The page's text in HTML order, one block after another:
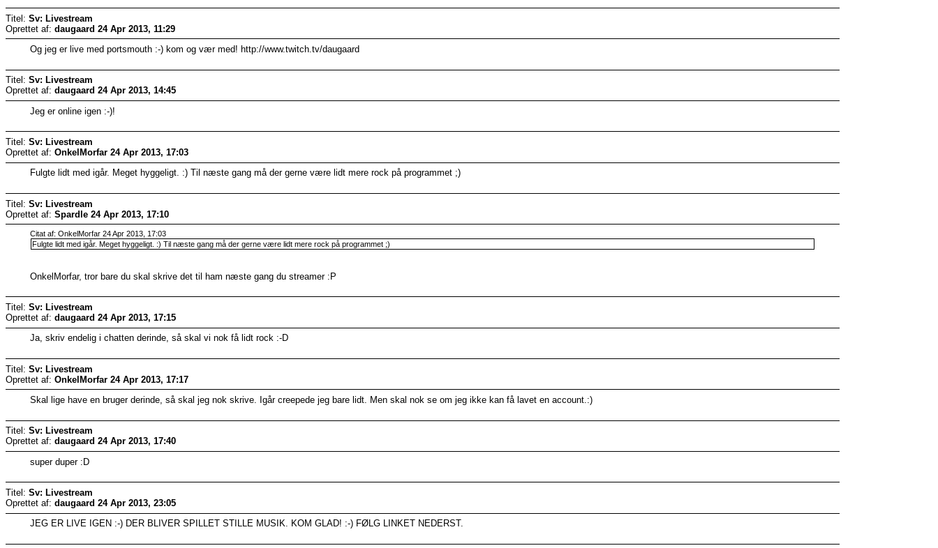
Titel: Sv: Livestream
Oprettet af: daugaard 24 Apr 2013, 11:29
Og jeg er live med portsmouth :-) kom og vær med! http://www.twitch.tv/daugaard
Titel: Sv: Livestream
Oprettet af: daugaard 24 Apr 2013, 14:45
Jeg er online igen :-)!
Titel: Sv: Livestream
Oprettet af: OnkelMorfar 24 Apr 2013, 17:03
Fulgte lidt med igår. Meget hyggeligt. :) Til næste gang må der gerne være lidt mere rock på programmet ;)
Titel: Sv: Livestream
Oprettet af: Spardle 24 Apr 2013, 17:10
Citat af: OnkelMorfar 24 Apr 2013, 17:03
Fulgte lidt med igår. Meget hyggeligt. :) Til næste gang må der gerne være lidt mere rock på programmet ;)
OnkelMorfar, tror bare du skal skrive det til ham næste gang du streamer :P
Titel: Sv: Livestream
Oprettet af: daugaard 24 Apr 2013, 17:15
Ja, skriv endelig i chatten derinde, så skal vi nok få lidt rock :-D
Titel: Sv: Livestream
Oprettet af: OnkelMorfar 24 Apr 2013, 17:17
Skal lige have en bruger derinde, så skal jeg nok skrive. Igår creepede jeg bare lidt. Men skal nok se om jeg ikke kan få lavet en account.:)
Titel: Sv: Livestream
Oprettet af: daugaard 24 Apr 2013, 17:40
super duper :D
Titel: Sv: Livestream
Oprettet af: daugaard 24 Apr 2013, 23:05
JEG ER LIVE IGEN :-) DER BLIVER SPILLET STILLE MUSIK. KOM GLAD! :-) FØLG LINKET NEDERST.